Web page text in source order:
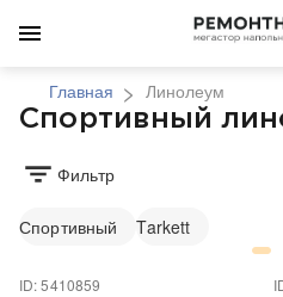
Главная Линолеум
Спортивный
Фильтр
Спортивный
Tarkett
ID: 5410859